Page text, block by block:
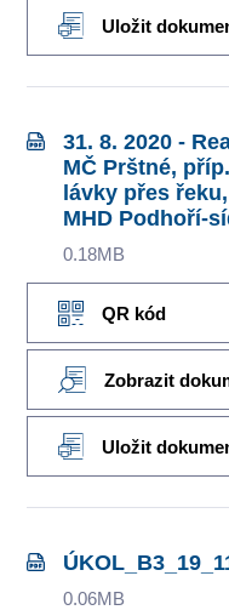
Uložit
31. 8. 2020 -
MČ Prštné,
lávky přes
MHD Podhoří-
0.18MB
QR kód
Zobrazit
Uložit
0.06MB